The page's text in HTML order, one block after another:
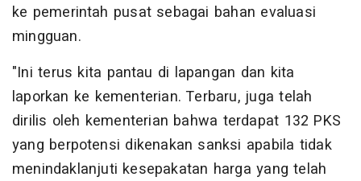
ke pemerintah pusat sebagai bahan evaluasi
mingguan.
"Ini terus kita pantau di lapangan dan kita
laporkan ke kementerian. Terbaru, juga telah
dirilis oleh kementerian bahwa terdapat 132 PKS
yang berpotensi dikenakan sanksi apabila tidak
menindaklanjuti kesepakatan harga yang telah